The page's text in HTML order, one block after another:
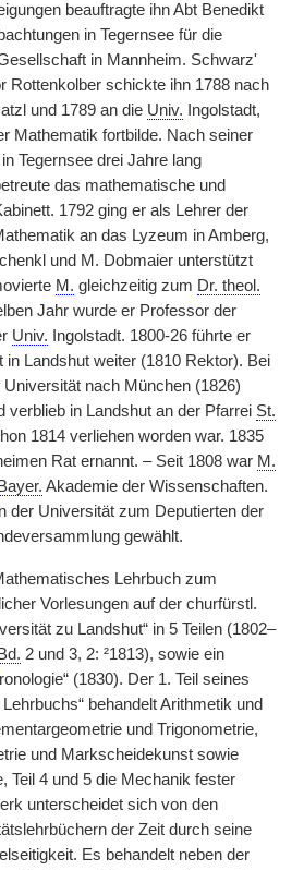
beauftragte ihn Abt Benedikt
in Tegernsee für die
in Mannheim. Schwarz'
Rottenkolber schickte ihn 1788 nach
und 1789 an die Univ. Ingolstadt,
Mathematik fortbilde. Nach seiner
in Tegernsee drei Jahre lang
das mathematische und
1792 ging er als Lehrer der
an das Lyzeum in Amberg,
und M. Dobmaier unterstützt
M. gleichzeitig zum Dr. theol.
Jahr wurde er Professor der
Univ. Ingolstadt. 1800-26 führte er
in Landshut weiter (1810 Rektor). Bei
Universität nach München (1826)
verblieb in Landshut an der Pfarrei St.
1814 verliehen worden war. 1835
Rat ernannt. – Seit 1808 war M.
Bayer. Akademie der Wissenschaften.
der Universität zum Deputierten der
gewählt.
Lehrbuch zum
Vorlesungen auf der churfürstl.
zu Landshut“ in 5 Teilen (1802–
Bd. 2 und 3, 2: ²1813), sowie ein
(1830). Der 1. Teil seines
behandelt Arithmetik und
und Trigonometrie,
und Markscheidekunst sowie
Teil 4 und 5 die Mechanik fester
unterscheidet sich von den
der Zeit durch seine
Es behandelt neben der